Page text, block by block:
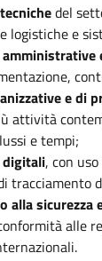
del
e
amministrative
e di
attività
e tempi;
digitali, con
tracciamento
alla sicurezza
alle